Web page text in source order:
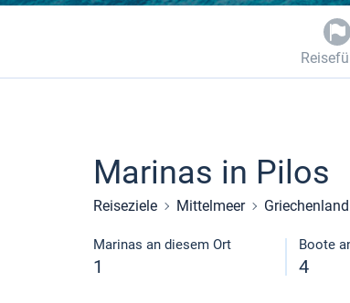
Marinas in Pilos
Reiseziele Mittelmeer Griechenland
Marinas an diesem Ort
1
Boote
4